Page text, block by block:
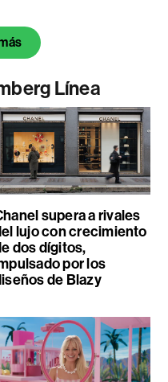
Línea
supera a rivales
lujo con crecimiento
dos dígitos,
por los
de Blazy